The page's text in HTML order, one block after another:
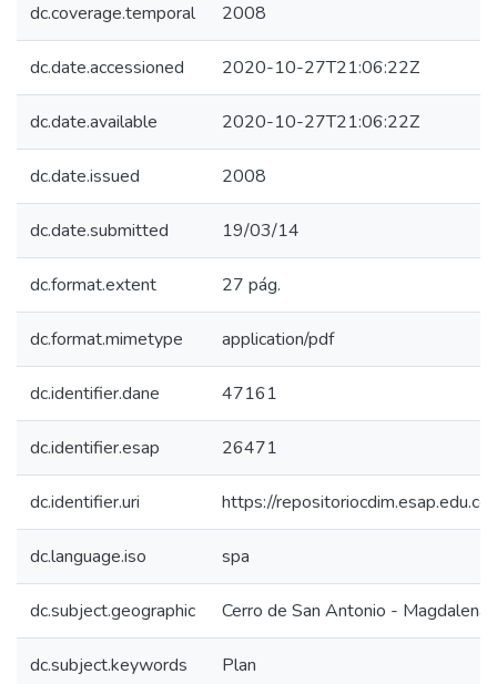
dc.coverage.temporal 2008
dc.date.accessioned 2020-10-27T21:06:22Z
dc.date.available 2020-10-27T21:06:22Z
dc.date.issued 2008
dc.date.submitted 19/03/14
dc.format.extent 27 pág.
dc.format.mimetype application/pdf
dc.identifier.dane 47161
dc.identifier.esap 26471
dc.identifier.uri https://
dc.language.iso spa
dc.subject.geographic Cerro de San Antonio - Magdalena
dc.subject.keywords Plan